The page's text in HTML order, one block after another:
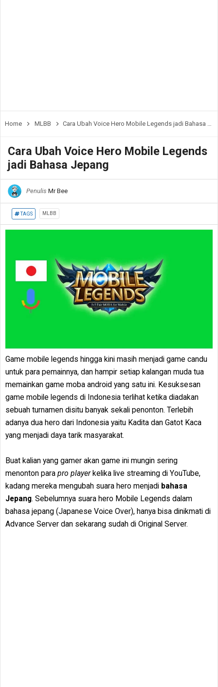
Home MLBB Cara Ubah Voice Hero Mobile Legends jadi Bahasa Jepang
Cara Ubah Voice Hero Mobile Legends
jadi Bahasa Jepang
Penulis Mr Bee
TAGS MLBB
Game mobile legends hingga kini masih menjadi game candu
untuk para pemainnya, dan hampir setiap kalangan muda tua
memainkan game moba android yang satu ini. Kesuksesan
game mobile legends di Indonesia terlihat ketika diadakan
sebuah turnamen disitu banyak sekali penonton. Terlebih
adanya dua hero dari Indonesia yaitu Kadita dan Gatot Kaca
yang menjadi daya tarik masyarakat.
Buat kalian yang gamer akan game ini mungin sering
menonton para pro playerkelika live streaming di YouTube,
kadang mereka mengubah suara hero menjadi bahasa
Jepang. Sebelumnya suara hero Mobile Legends dalam
bahasa jepang (Japanese Voice Over), hanya bisa dinikmati di
Advance Server dan sekarang sudah di Original Server.